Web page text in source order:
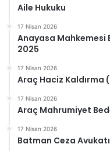
Aile Hukuku
17 Nisan 2026
Anayasa Mahkemesi
2025
17 Nisan 2026
Araç Haciz Kaldırma
17 Nisan 2026
Araç Mahrumiyet
17 Nisan 2026
Batman Ceza Avukatı